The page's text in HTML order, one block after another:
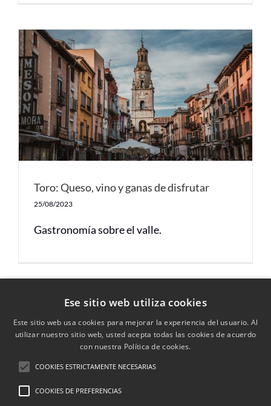
Toro: Queso, vino y ganas de disfrutar
25/08/2023
Gastronomía sobre el valle.
La entidadASOCIACIÓN DUERO VIDA
en el Registro Nacional de Asociaciones: Sección: 1ª /
Ese sitio web utiliza cookies
Este sitio web usa cookies para mejorar la experiencia del usuario. Al
utilizar nuestro sitio web, usted acepta todas las cookies de acuerdo
con nuestra Política de cookies.
COOKIES ESTRICTAMENTE NECESARIAS
COOKIES DE PREFERENCIAS